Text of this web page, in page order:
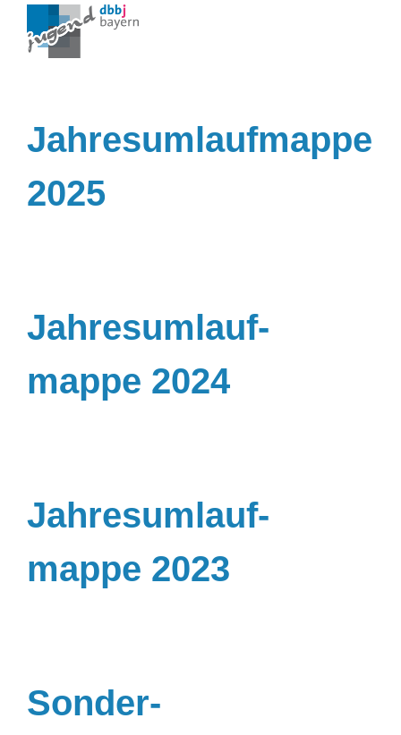
Inhalt
Jahresumlaufmappe
2025
Jahresumlauf-
mappe 2024
Jahresumlauf-
mappe 2023
Sonder-